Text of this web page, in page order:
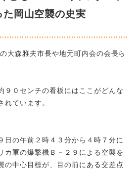
た岡山空襲の史実
大森雅夫市長や地元町内会の会長ら
９０センチの看板にはここがどんな
れています。
日の午前２時４３分から４時７分に
カ軍の爆撃機Ｂ－２９による空襲を
の中心目標が、目の前にある交差点